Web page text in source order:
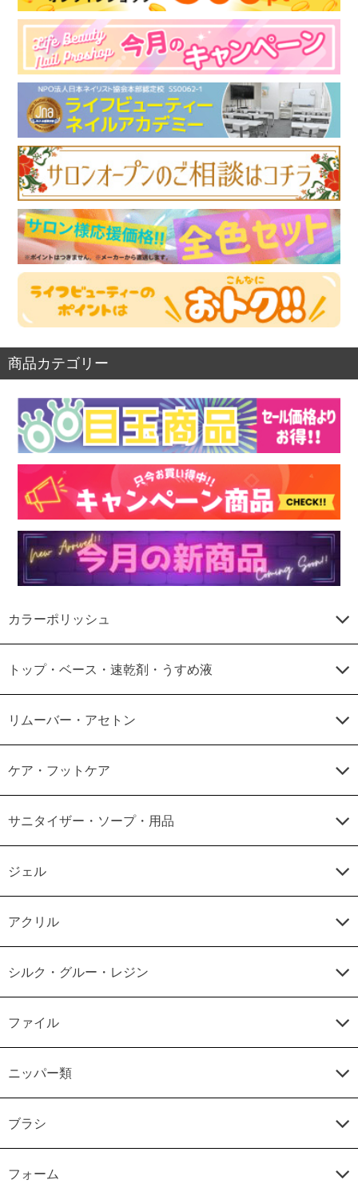
商品カテゴリー
カラーポリッシュ
トップ・ベース・速乾剤・うすめ液
リムーバー・アセトン
ケア・フットケア
サニタイザー・ソープ・用品
ジェル
アクリル
シルク・グルー・レジン
ファイル
ニッパー類
ブラシ
フォーム